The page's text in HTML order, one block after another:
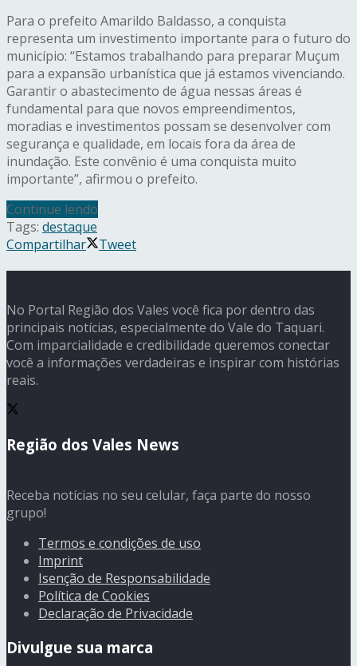
Para o prefeito Amarildo Baldasso, a conquista
representa um investimento importante para o futuro do
município: “Estamos trabalhando para preparar Muçum
para a expansão urbanística que já estamos vivenciando.
Garantir o abastecimento de água nessas áreas é
fundamental para que novos empreendimentos,
moradias e investimentos possam se desenvolver com
segurança e qualidade, em locais fora da área de
inundação. Este convênio é uma conquista muito
importante”, afirmou o prefeito.
Continue lendo
Tags: destaque
Compartilhar
Tweet
No Portal Região dos Vales você fica por dentro das
principais notícias, especialmente do Vale do Taquari.
Com imparcialidade e credibilidade queremos conectar
você a informações verdadeiras e inspirar com histórias
reais.
Região dos Vales News
Receba notícias no seu celular, faça parte do nosso
grupo!
Termos e condições de uso
Imprint
Isenção de Responsabilidade
Política de Cookies
Declaração de Privacidade
Divulgue sua marca